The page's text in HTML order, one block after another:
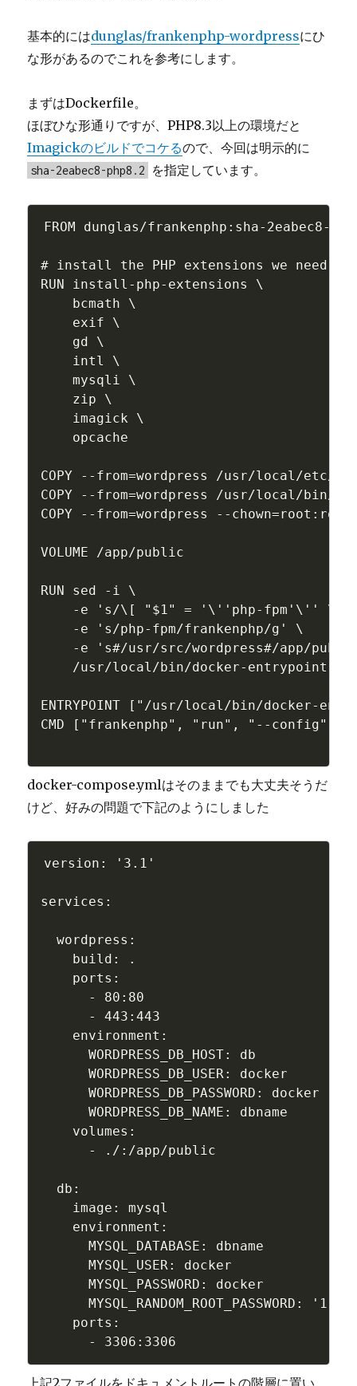
基本的にはdunglas/frankenphp-wordpressにひ
な形があるのでこれを参考にします。
まずはDockerfile。
ほぼひな形通りですが、PHP8.3以上の環境だと
Imagickのビルドでコケるので、今回は明示的に
sha-2eabec8-php8.2 を指定しています。
FROM dunglas/frankenphp:sha-2eabec8-
# install the PHP extensions we need
RUN install-php-extensions \
    bcmath \
    exif \
    gd \
    intl \
    mysqli \
    zip \
    imagick \
    opcache
COPY --from=wordpress /usr/local/
COPY --from=wordpress /usr/local/
COPY --from=wordpress --
VOLUME /app/public
RUN sed -i \
-e 's/\[ "$1" = '\''php-fpm'\''
    -e 's/php-fpm/frankenphp/g' \
-e 's#/usr/src/wordpress#/app/
    /usr/local/bin/docker-entrypoint.sh
ENTRYPOINT ["/usr/local/bin/docker-
CMD ["frankenphp", "run", "--config",
docker-compose.ymlはそのままでも大丈夫そうだ
けど、好みの問題で下記のようにしました
version: '3.1'
services:
  wordpress:
    build: .
    ports:
      - 80:80
      - 443:443
    environment:
      WORDPRESS_DB_HOST: db
      WORDPRESS_DB_USER: docker
      WORDPRESS_DB_PASSWORD: docker
      WORDPRESS_DB_NAME: dbname
    volumes:
      - ./:/app/public
  db:
    image: mysql
    environment:
      MYSQL_DATABASE: dbname
      MYSQL_USER: docker
      MYSQL_PASSWORD: docker
      MYSQL_RANDOM_ROOT_PASSWORD: '1'
    ports: